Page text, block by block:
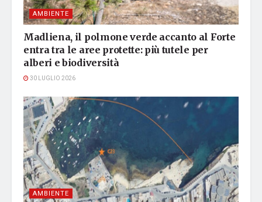
AMBIENTE
Madliena, il polmone verde accanto al Forte
entra tra le aree protette: più tutele per
alberi e biodiversità
30 LUGLIO 2026
AMBIENTE